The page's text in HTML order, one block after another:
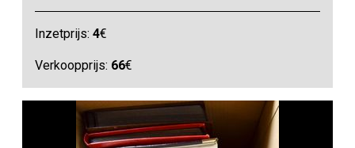
Inzetprijs:4€
Verkoopprijs: 66€